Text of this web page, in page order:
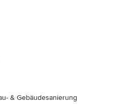
& Gebäudesanierung